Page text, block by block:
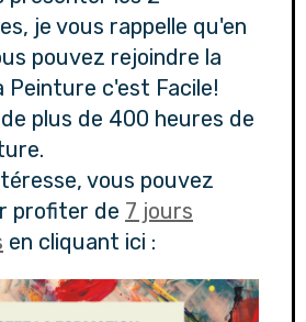
je vous rappelle qu'en
pouvez rejoindre la
Peinture c'est Facile!
plus de 400 heures de
vous pouvez
profiter de 7 jours
en cliquant ici :